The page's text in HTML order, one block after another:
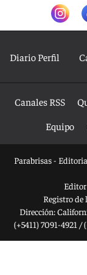
Diario Perfil
Canales RSS
Equipo
Parabrisas -
Registro de
Dirección:
(+5411) 7091-4921 /